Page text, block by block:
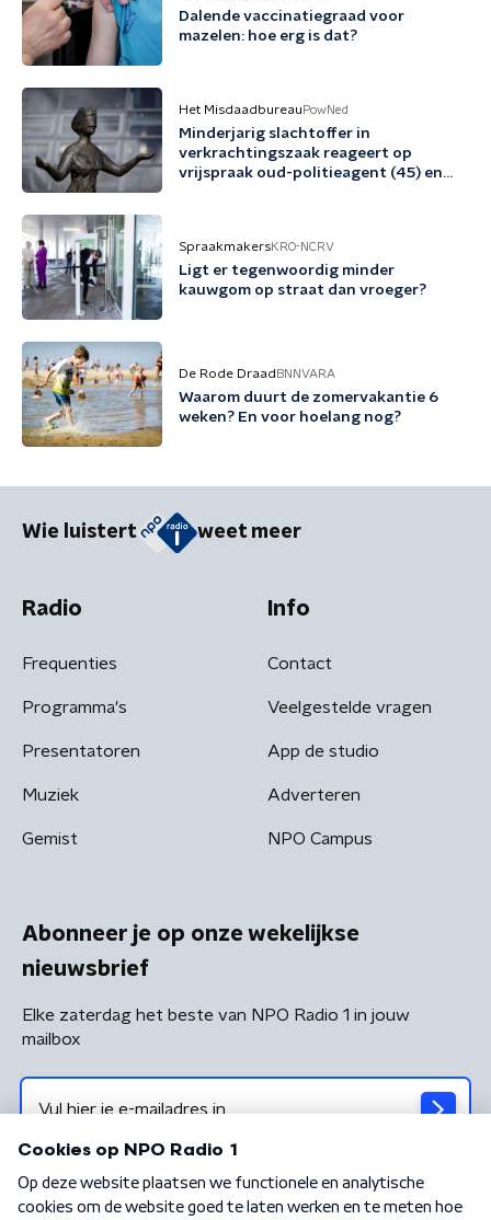
Dalende vaccinatiegraad voor
mazelen: hoe erg is dat?
Het Misdaadbureau PowNed
Minderjarig slachtoffer in
verkrachtingszaak reageert op
vrijspraak oud-politieagent (45) en
SpraakmakersKRO-NCRV
Ligt er tegenwoordig minder
kauwgom op straat dan vroeger?
De Rode Draad BNNVARA
Waarom duurt de zomervakantie 6
weken? En voor hoelang nog?
Wie luistert weet meer
Radio
Frequenties
Programma's
Presentatoren
Muziek
Gemist
Info
Contact
Veelgestelde vragen
App de studio
Adverteren
NPO Campus
Abonneer je op onze wekelijkse
nieuwsbrief
Elke zaterdag het beste van NPO Radio 1 in jouw
mailbox